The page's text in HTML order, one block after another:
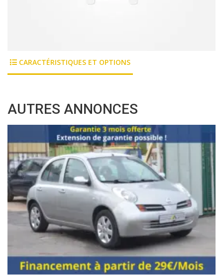
CARACTÉRISTIQUES ET OPTIONS
AUTRES ANNONCES